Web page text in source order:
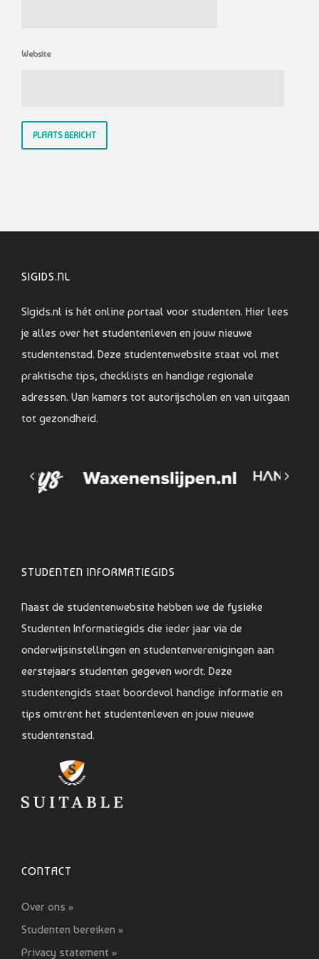
Website
SIGIDS.NL
SIgids.nl is hét online portaal voor studenten. Hier lees
je alles over het studentenleven en jouw nieuwe
studentenstad. Deze studentenwebsite staat vol met
praktische tips, checklists en handige regionale
adressen. Van kamers tot autorijscholen en van uitgaan
tot gezondheid.
STUDENTEN INFORMATIEGIDS
Naast de studentenwebsite hebben we de fysieke
Studenten Informatiegids die ieder jaar via de
onderwijsinstellingen en studentenverenigingen aan
eerstejaars studenten gegeven wordt. Deze
studentengids staat boordevol handige informatie en
tips omtrent het studentenleven en jouw nieuwe
studentenstad.
CONTACT
Over ons »
Studenten bereiken »
Privacy statement »